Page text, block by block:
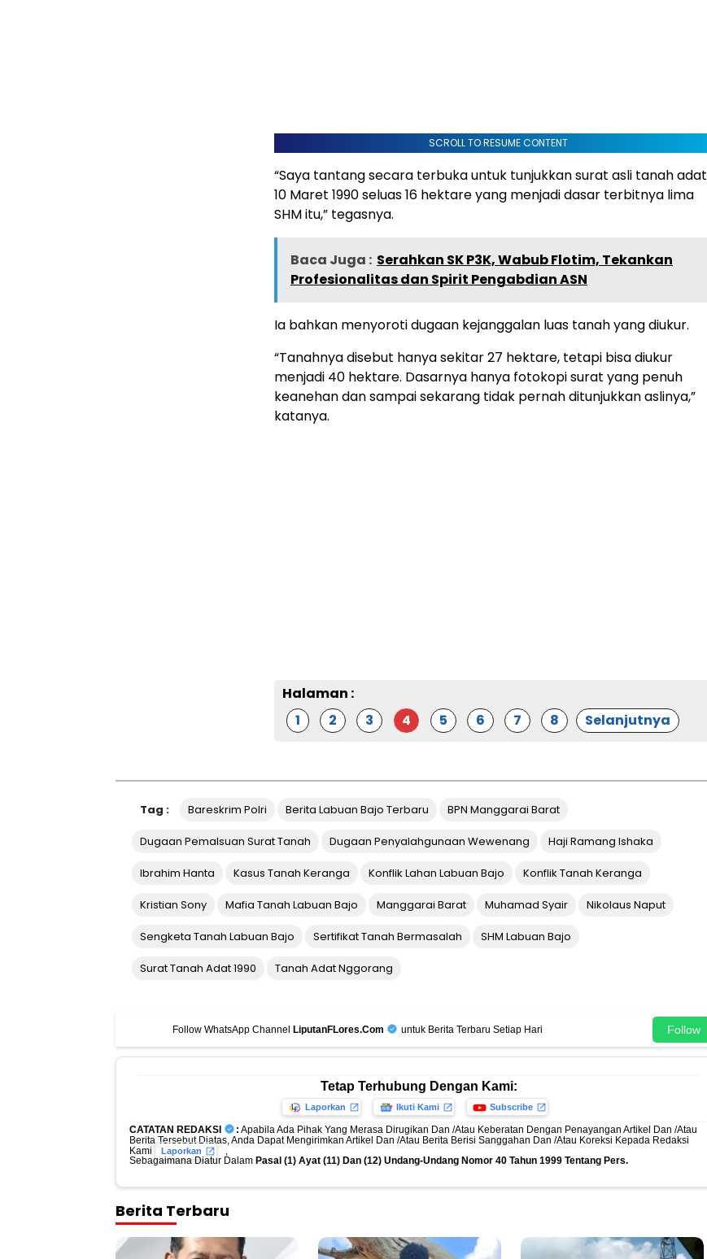
SCROLL TO RESUME CONTENT
“Saya tantang secara terbuka untuk tunjukkan surat asli tanah adat
10 Maret 1990 seluas 16 hektare yang menjadi dasar terbitnya lima
SHM itu,” tegasnya.
Baca Juga : Serahkan SK P3K, Wabub Flotim, Tekankan
Profesionalitas dan Spirit Pengabdian ASN
Ia bahkan menyoroti dugaan kejanggalan luas tanah yang diukur.
“Tanahnya disebut hanya sekitar 27 hektare, tetapi bisa diukur
menjadi 40 hektare. Dasarnya hanya fotokopi surat yang penuh
keanehan dan sampai sekarang tidak pernah ditunjukkan aslinya,”
katanya.
Halaman :
1
2 3 4 5 6 7 8 Selanjutnya
Tag : Bareskrim Polri Berita Labuan Bajo Terbaru BPN Manggarai Barat
Dugaan Pemalsuan Surat Tanah Dugaan Penyalahgunaan Wewenang Haji Ramang Ishaka
Ibrahim Hanta Kasus Tanah Keranga Konflik Lahan Labuan Bajo Konflik Tanah Keranga
Kristian Sony Mafia Tanah Labuan Bajo Manggarai Barat Muhamad Syair Nikolaus Naput
Sengketa Tanah Labuan Bajo Sertifikat Tanah Bermasalah SHM Labuan Bajo
Surat Tanah Adat 1990 Tanah Adat Nggorang
Follow WhatsApp Channel LiputanFLores.Com untuk Berita Terbaru Setiap Hari Follow
Tetap Terhubung Dengan Kami:
Laporkan Ikuti Kami Subscribe
CATATAN REDAKSI : Apabila Ada Pihak Yang Merasa Dirugikan Dan /Atau Keberatan Dengan Penayangan Artikel Dan /Atau
Berita Tersebut Diatas, Anda Dapat Mengirimkan Artikel Dan /Atau Berita Berisi Sanggahan Dan /Atau Koreksi Kepada Redaksi
Kami
Laporkan
,
Sebagaimana Diatur Dalam Pasal (1) Ayat (11) Dan (12) Undang-Undang Nomor 40 Tahun 1999 Tentang Pers.
Berita Terbaru